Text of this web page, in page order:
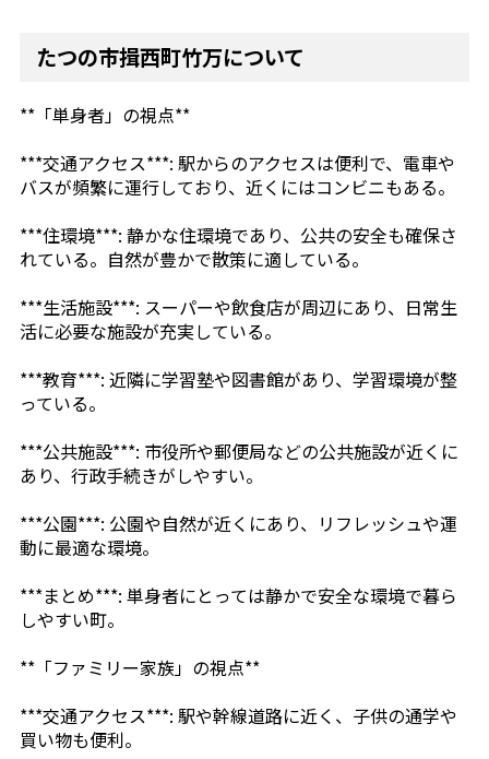
たつの市揖西町竹万について
**「単身者」の視点**
***交通アクセス***: 駅からのアクセスは便利で、電車や
バスが頻繁に運行しており、近くにはコンビニもある。
***住環境***: 静かな住環境であり、公共の安全も確保さ
れている。自然が豊かで散策に適している。
***生活施設***: スーパーや飲食店が周辺にあり、日常生
活に必要な施設が充実している。
***教育***: 近隣に学習塾や図書館があり、学習環境が整
っている。
***公共施設***: 市役所や郵便局などの公共施設が近くに
あり、行政手続きがしやすい。
***公園***: 公園や自然が近くにあり、リフレッシュや運
動に最適な環境。
***まとめ***: 単身者にとっては静かで安全な環境で暮ら
しやすい町。
**「ファミリー家族」の視点**
***交通アクセス***: 駅や幹線道路に近く、子供の通学や
買い物も便利。